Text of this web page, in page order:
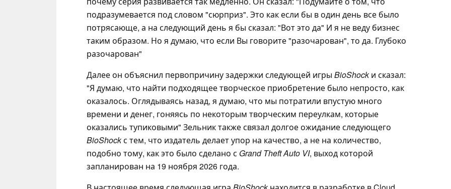
подразумевается под словом "сюрприз". Это как если бы в один день все было
потрясающе, а на следующий день я бы сказал: "Вот это да" И я не веду бизнес
таким образом. Но я думаю, что если Вы говорите "разочарован", то да. Глубоко
разочарован"
Далее он объяснил первопричину задержки следующей игры BioShockи сказал:
"Я думаю, что найти подходящее творческое приобретение было непросто, как
оказалось. Оглядываясь назад, я думаю, что мы потратили впустую много
времени и денег, гоняясь по некоторым творческим переулкам, которые
оказались тупиковыми" Зельник также связал долгое ожидание следующего
BioShockс тем, что издатель делает упор на качество, а не на количество,
подобно тому, как это было сделано с Grand Theft Auto VI, выход которой
запланирован на 19 ноября 2026 года.